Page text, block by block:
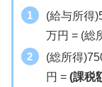
(給与所得
万円 = (総
(総所得
円 = (課税